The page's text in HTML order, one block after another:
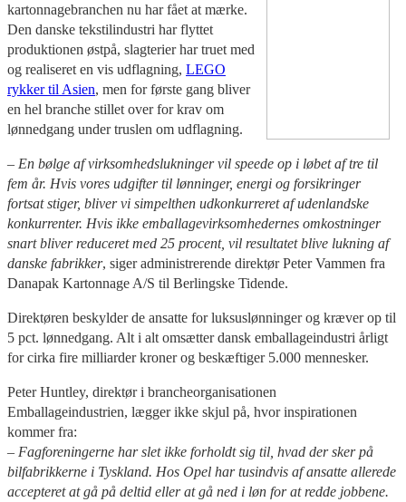
kartonnagebranchen nu har fået at mærke.
Den danske tekstilindustri har flyttet
produktionen østpå, slagterier har truet med
og realiseret en vis udflagning, LEGO
rykker til Asien, men for første gang bliver
en hel branche stillet over for krav om
lønnedgang under truslen om udflagning.
– En bølge af virksomhedslukninger vil speede op i løbet af tre til
fem år. Hvis vores udgifter til lønninger, energi og forsikringer
fortsat stiger, bliver vi simpelthen udkonkurreret af udenlandske
konkurrenter. Hvis ikke emballagevirksomhedernes omkostninger
snart bliver reduceret med 25 procent, vil resultatet blive lukning af
danske fabrikker, siger administrerende direktør Peter Vammen fra
Danapak Kartonnage A/S til Berlingske Tidende.
Direktøren beskylder de ansatte for luksuslønninger og kræver op til
5 pct. lønnedgang. Alt i alt omsætter dansk emballageindustri årligt
for cirka fire milliarder kroner og beskæftiger 5.000 mennesker.
Peter Huntley, direktør i brancheorganisationen
Emballageindustrien, lægger ikke skjul på, hvor inspirationen
kommer fra:
– Fagforeningerne har slet ikke forholdt sig til, hvad der sker på
bilfabrikkerne i Tyskland. Hos Opel har tusindvis af ansatte allerede
accepteret at gå på deltid eller at gå ned i løn for at redde jobbene.